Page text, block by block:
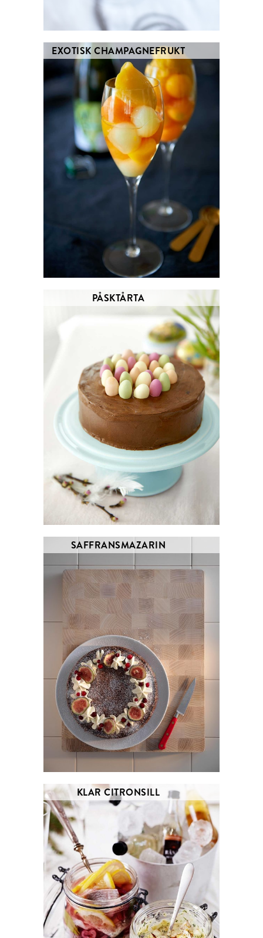
EXOTISK CHAMPAGNEFRUKT
PÅSKTÅRTA
SAFFRANSMAZARIN
KLAR CITRONSILL